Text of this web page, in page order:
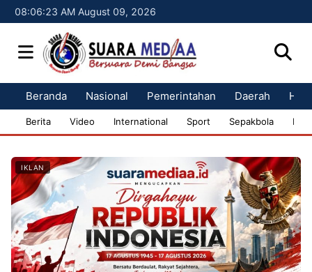
08:06:24 AM August 09, 2026
Beranda Nasional Pemerintahan Daerah
Berita Video International Sport Sepakbola
IKLAN